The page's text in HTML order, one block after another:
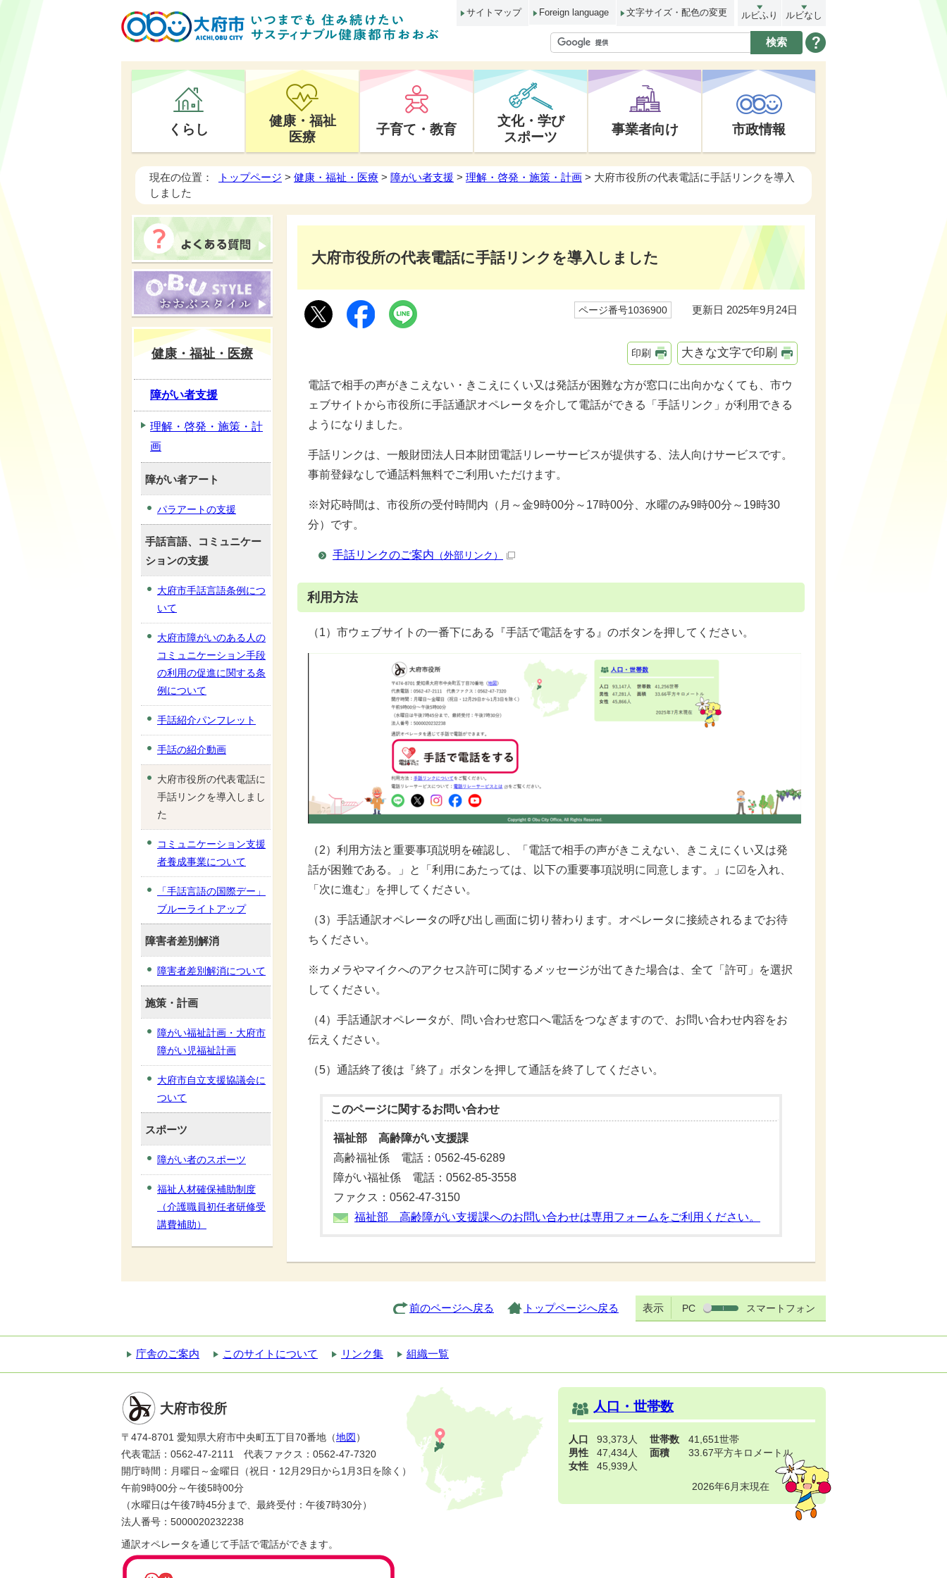
サイトマップ Foreign language 文字サイズ・配色の変更 ルビふり ルビなし
くらし
健康・福祉
医療
子育て・教育
文化・学び
スポーツ
事業者向け 市政情報
現在の位置： トップページ > 健康・福祉・医療 > 障がい者支援 > 理解・啓発・施策・計画 > 大府市役所の代表電話に手話リンクを導入
しました
大府市役所の代表電話に手話リンクを導入しました
ページ番号1036900 更新日 2025年9月24日
印刷 大きな文字で印刷
電話で相手の声がきこえない・きこえにくい又は発話が困難な方が窓口に出向かなくても、市ウ
ェブサイトから市役所に手話通訳オペレータを介して電話ができる「手話リンク」が利用できる
ようになりました。
手話リンクは、一般財団法人日本財団電話リレーサービスが提供する、法人向けサービスです。
事前登録なしで通話料無料でご利用いただけます。
※対応時間は、市役所の受付時間内（月～金9時00分～17時00分、水曜のみ9時00分～19時30
分）です。
手話リンクのご案内 （外部リンク）
利用方法
（1）市ウェブサイトの一番下にある『手話で電話をする』のボタンを押してください。
（2）利用方法と重要事項説明を確認し、「電話で相手の声がきこえない、きこえにくい又は発
話が困難である。」と「利用にあたっては、以下の重要事項説明に同意します。」に☑を入れ、
「次に進む」を押してください。
（3）手話通訳オペレータの呼び出し画面に切り替わります。オペレータに接続されるまでお待
ちください。
※カメラやマイクへのアクセス許可に関するメッセージが出てきた場合は、全て「許可」を選択
してください。
（4）手話通訳オペレータが、問い合わせ窓口へ電話をつなぎますので、お問い合わせ内容をお
伝えください。
（5）通話終了後は『終了』ボタンを押して通話を終了してください。
このページに関するお問い合わせ
福祉部 高齢障がい支援課
高齢福祉係 電話：0562-45-6289
障がい福祉係 電話：0562-85-3558
ファクス：0562-47-3150
福祉部 高齢障がい支援課へのお問い合わせは専用フォームをご利用ください。
健康・福祉・医療
障がい者支援
理解・啓発・施策・計
画
障がい者アート
パラアートの支援
手話言語、コミュニケー
ションの支援
大府市手話言語条例につ
いて
大府市障がいのある人の
コミュニケーション手段
の利用の促進に関する条
例について
手話紹介パンフレット
手話の紹介動画
大府市役所の代表電話に
手話リンクを導入しまし
た
コミュニケーション支援
者養成事業について
「手話言語の国際デー」
ブルーライトアップ
障害者差別解消
障害者差別解消について
施策・計画
障がい福祉計画・大府市
障がい児福祉計画
大府市自立支援協議会に
ついて
スポーツ
障がい者のスポーツ
福祉人材確保補助制度
（介護職員初任者研修受
講費補助）
前のページへ戻る トップページへ戻る 表示 PC スマートフォン
庁舎のご案内 このサイトについて リンク集 組織一覧
大府市役所
〒474-8701 愛知県大府市中央町五丁目70番地（地図 ）
代表電話：0562-47-2111 代表ファクス：0562-47-7320
開庁時間：月曜日～金曜日（祝日・12月29日から1月3日を除く）
午前9時00分～午後5時00分
（水曜日は午後7時45分まで、最終受付：午後7時30分）
法人番号：5000020232238
通訳オペレータを通じて手話で電話ができます。
人口・世帯数
人口
93,373人
男性
47,434人
女性
45,939人
世帯数
41,651世帯
面積
33.67平方キロメートル
2026年6月末現在